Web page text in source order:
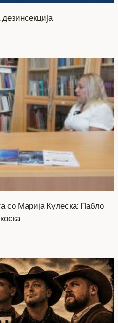
со Марија Кулеска: Пабло